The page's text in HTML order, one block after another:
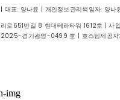
대표: 양나윤 | 개인정보관리책임자: 양나
로651번길 8 현대테라타워 1612호 | 사
경기광명-0499 호 | 호스팅제공